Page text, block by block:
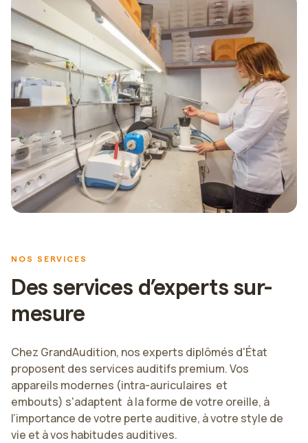
NOS SERVICES
Des services d’experts sur-
mesure
Chez GrandAudition, nos experts diplômés d'État
proposent des services auditifs premium. Vos
appareils modernes (intra-auriculaires et
embouts) s'adaptent à la forme de votre oreille, à
l’importance de votre perte auditive, à votre style de
vie et à vos habitudes auditives.